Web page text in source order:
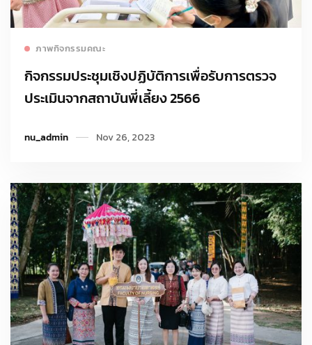
ภาพกิจกรรมคณะ
กิจกรรมประชุมเชิงปฏิบัติการเพื่อรับการตรวจ
ประเมินจากสถาบันพี่เลี้ยง 2566
nu_admin Nov 26, 2023